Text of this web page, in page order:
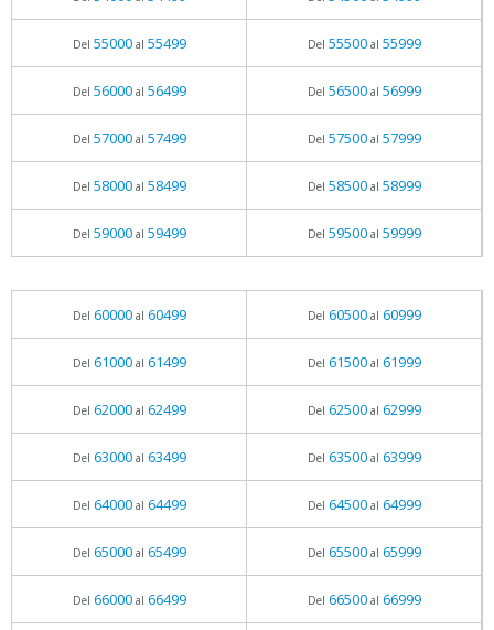
Del 55000al 55499 Del 55500al 55999
Del 56000al 56499 Del 56500al 56999
Del 57000al 57499 Del 57500al 57999
Del 58000al 58499 Del 58500al 58999
Del 59000al 59499 Del 59500al 59999
Del 60000al 60499 Del 60500al 60999
Del 61000al 61499 Del 61500al 61999
Del 62000al 62499 Del 62500al 62999
Del 63000al 63499 Del 63500al 63999
Del 64000al 64499 Del 64500al 64999
Del 65000al 65499 Del 65500al 65999
Del 66000al 66499 Del 66500al 66999